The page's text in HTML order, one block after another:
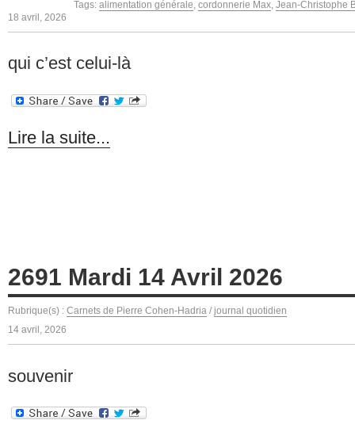
Tags: alimentation générale cordonnerie Max Jean-Christophe
18 avril, 2026
qui c’est celui-là
Lire la suite...
2691 Mardi 14 Avril 2026
Rubrique(s) : Carnets de Pierre Cohen-Hadria / journal quotidien
14 avril, 2026
souvenir